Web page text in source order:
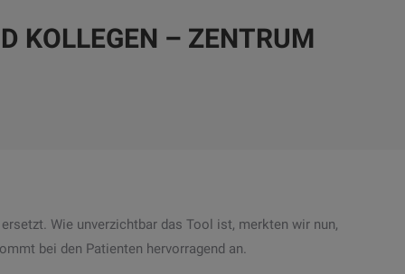
KOLLEGEN – ZENTRUM
Wie unverzichtbar das Tool ist, merkten wir nun,
bei den Patienten hervorragend an.